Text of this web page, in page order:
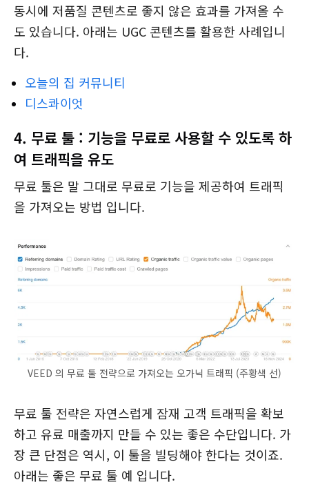
동시에 저품질 콘텐츠로 좋지 않은 효과를 가져올 수
도 있습니다. 아래는 UGC 콘텐츠를 활용한 사례입니
다.
오늘의 집 커뮤니티
디스콰이엇
4. 무료 툴 : 기능을 무료로 사용할 수 있도록 하
여 트래픽을 유도
무료 툴은 말 그대로 무료로 기능을 제공하여 트래픽
을 가져오는 방법 입니다.
VEED 의 무료 툴 전략으로 가져오는 오가닉 트래픽 (주황색 선)
무료 툴 전략은 자연스럽게 잠재 고객 트래픽을 확보
하고 유료 매출까지 만들 수 있는 좋은 수단입니다. 가
장 큰 단점은 역시, 이 툴을 빌딩해야 한다는 것이죠.
아래는 좋은 무료 툴 예 입니다.